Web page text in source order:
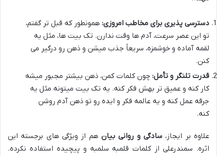
دسترسی پذیری برای مخاطب امروزی: همونطور که قبل تر گفتم،
تو این عصر سرعت، آدم ها وقت ندارن. تک بیت ها، مثل یه
لقمه آماده و خوشمزه، سریعاً جذب میشن و ذهن رو درگیر می
کنن.
قدرت تلنگر و تأمل: چون کلمات کمن، ذهن بیشتر مجبور میشه
کار کنه و عمیق تر بهش فکر کنه. یه تک بیت میتونه مثل یه
جرقه عمل کنه و یه عالمه فکر و ایده رو تو ذهن آدم روشن
کنه.
علاوه بر ایجاز، سادگی و روانی بیان هم از ویژگی های برجسته این
اثره. سمندرعلی از کلمات قلمبه سلمبه و پیچیده استفاده نکرده.